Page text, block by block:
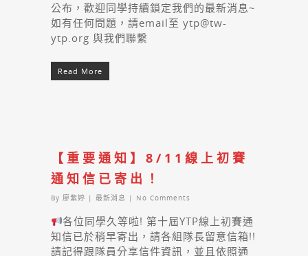
公布，歡迎同學持續鎖定我們的最新消息~
如有任何問題，請email至 ytp@tw-
ytp.org 與我們聯繫
Read More
【重要通知】8/11線上初賽
通知信已寄出！
By 廖紫婷 | 最新消息 | No Comments
各位同學久等啦! 第十屆YTP線上初賽通
知信已於稍早寄出，請各組隊長留意信箱!!
請記得跟隊員分享信件資訊，並且依照通